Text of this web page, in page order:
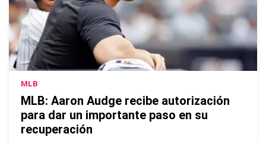
MLB
MLB: Aaron Audge recibe autorización
para dar un importante paso en su
recuperación